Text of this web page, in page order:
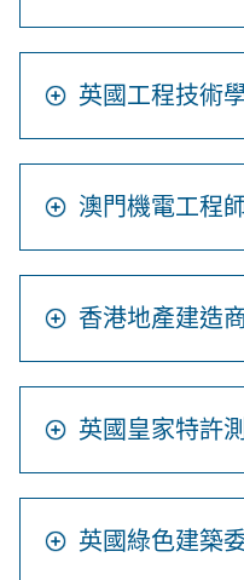
英國工程技術
澳門機電工程
香港地產建造
英國皇家特許
英國綠色建築